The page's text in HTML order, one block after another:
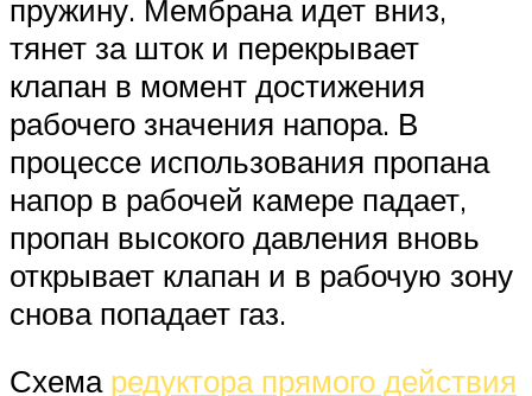
пружину. Мембрана идет вниз,
тянет за шток и перекрывает
клапан в момент достижения
рабочего значения напора. В
процессе использования пропана
напор в рабочей камере падает,
пропан высокого давления вновь
открывает клапан и в рабочую зону
снова попадает газ.
Схема редуктора прямого действия